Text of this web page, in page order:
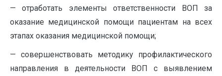
— отработать элементы ответственности ВОП за
оказание медицинской помощи пациентам на всех
этапах оказания медицинской помощи;
— совершенствовать методику профилактического
направления в деятельности ВОП с выявлением